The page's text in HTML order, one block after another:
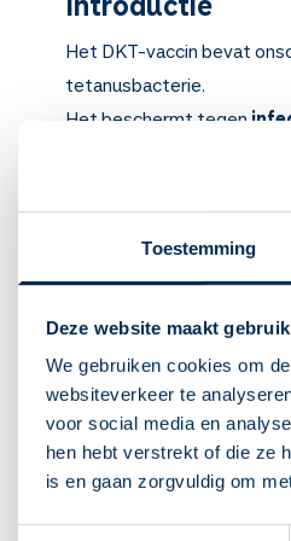
Toestemming
Deze website maakt
We gebruiken cookies om
websiteverkeer te
voor social media en
hen hebt verstrekt of die ze
is en gaan zorgvuldig om
Het DKT-vaccin bevat
tetanusbacterie.
Het beschermt tegen
Het is via de DKTP-Hib-
hiervoor de teksten
kinderen/kindertekst) en
vaccin-bij-kinderen/
Belangrijk om te
Het DKT-vaccin
Om difterie, kinkhoest
(https://